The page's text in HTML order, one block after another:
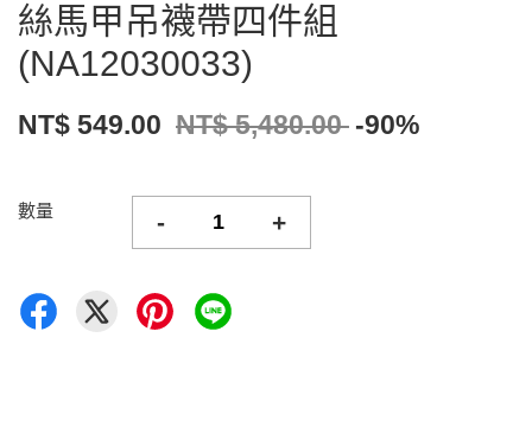
絲馬甲吊襪帶四件組
(NA12030033)
NT$ 549.00 NT$ 5,480.00 -90%
數量 - +